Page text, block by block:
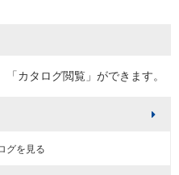
カタログ閲覧」ができます。
グを見る